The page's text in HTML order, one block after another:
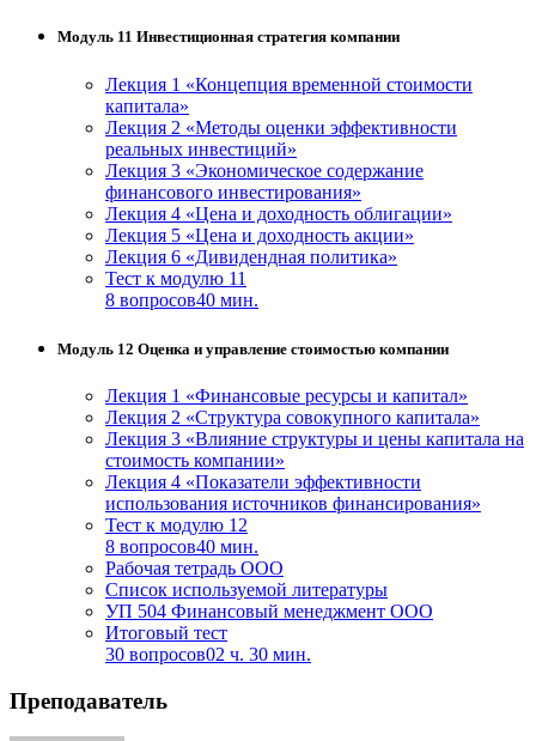
Модуль 11 Инвестиционная стратегия компании
Лекция 1 «Концепция временной стоимости
капитала»
Лекция 2 «Методы оценки эффективности
реальных инвестиций»
Лекция 3 «Экономическое содержание
финансового инвестирования»
Лекция 4 «Цена и доходность облигации»
Лекция 5 «Цена и доходность акции»
Лекция 6 «Дивидендная политика»
Тест к модулю 11
8 вопросов40 мин.
Модуль 12 Оценка и управление стоимостью компании
Лекция 1 «Финансовые ресурсы и капитал»
Лекция 2 «Структура совокупного капитала»
Лекция 3 «Влияние структуры и цены капитала на
стоимость компании»
Лекция 4 «Показатели эффективности
использования источников финансирования»
Тест к модулю 12
8 вопросов40 мин.
Рабочая тетрадь ООО
Список используемой литературы
УП 504 Финансовый менеджмент ООО
Итоговый тест
30 вопросов02 ч. 30 мин.
Преподаватель